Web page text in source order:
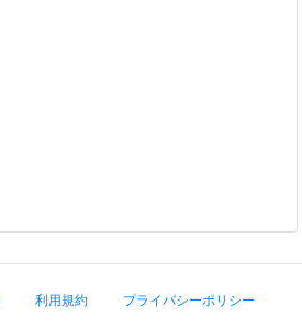
利用規約 プライバシーポリシー